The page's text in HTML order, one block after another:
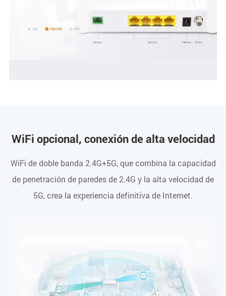
WiFi opcional, conexión de alta velocidad
WiFi de doble banda 2.4G+5G, que combina la capacidad
de penetración de paredes de 2.4G y la alta velocidad de
5G, crea la experiencia definitiva de Internet.